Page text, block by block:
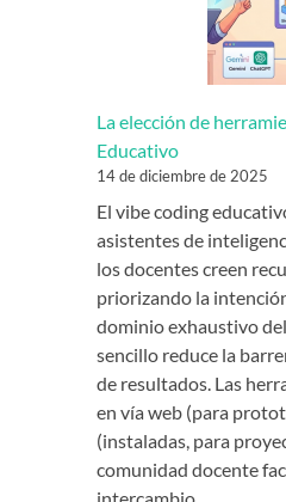
La elección de
Educativo
14 de diciembre de 2025
El vibe coding
asistentes de
los docentes creen
priorizando la
dominio exhaustivo
sencillo reduce la
de resultados. Las
en vía web (para
(instaladas, para
comunidad docente